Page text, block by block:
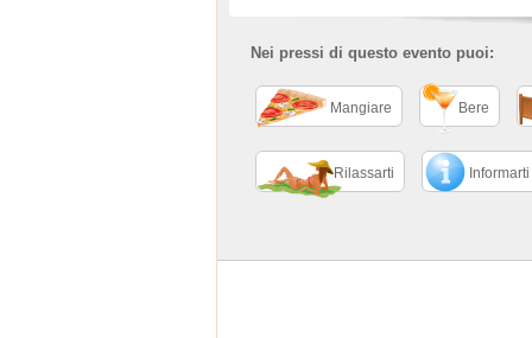
Nei pressi di questo evento puoi:
Mangiare Bere
Rilassarti Informarti